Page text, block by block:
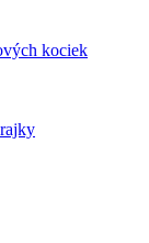
kociek